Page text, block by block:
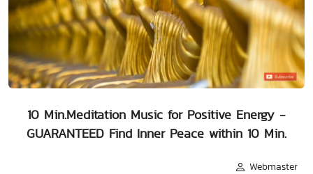
10 Min.Meditation Music for Positive Energy -
GUARANTEED Find Inner Peace within 10 Min.
Webmaster